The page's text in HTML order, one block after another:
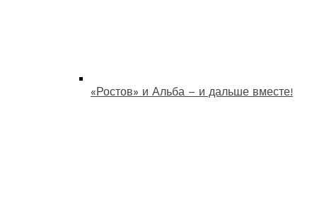
«Ростов» и Альба – и дальше вместе!